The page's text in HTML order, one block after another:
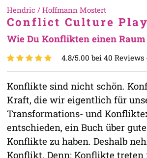
Hendric / Hoffmann Mostert
Conflict Culture
Wie Du Konflikten einen
4.8/5.00 bei 40 Reviews
Konflikte sind nicht schön.
Kraft, die wir eigentlich für
Transformations- und
entschieden, ein Buch über
Konflikte zu haben. Deshalb
Konflikt. Denn: Konflikte